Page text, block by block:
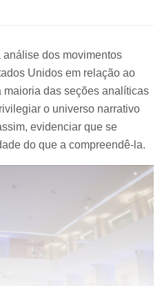
análise dos movimentos
Unidos em relação ao
maioria das seções analíticas
o universo narrativo
evidenciar que se
do que a compreendê-la.